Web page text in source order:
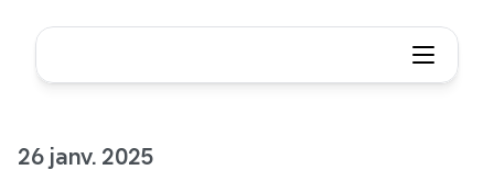
26 janv. 2025